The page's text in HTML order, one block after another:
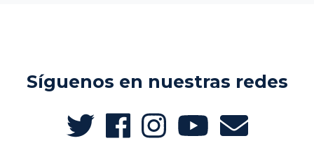
Síguenos en nuestras redes